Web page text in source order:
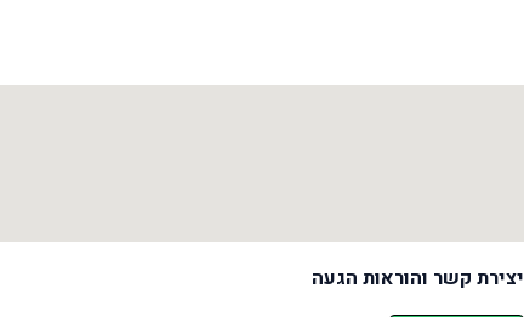
יצירת קשר והוראות הגעה